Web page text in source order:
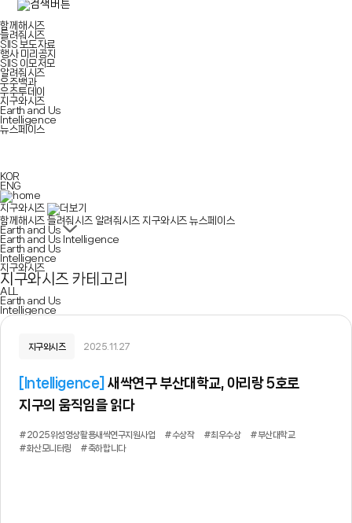
함께해시즈
들려줘시즈
SIIS 보도자료
행사 미리공지
SIIS 이모저모
알려줘시즈
우주백과
우주투데이
지구와시즈
Earth and Us
Intelligence
뉴스페이스
KOR
ENG
지구와시즈
함께해시즈 들려줘시즈 알려줘시즈 지구와시즈 뉴스페이스
Earth and Us
Earth and Us Intelligence
Earth and Us
Intelligence
지구와시즈
지구와시즈 카테고리
ALL
Earth and Us
Intelligence
지구와시즈 2025.11.27
Intelligence] 새싹연구 부산대학교, 아리랑 5호로
지구의 움직임을 읽다
#2025위성영상활용새싹연구지원사업 #수상작 #최우수상
#부산대학교
#화산모니터링
#축하합니다